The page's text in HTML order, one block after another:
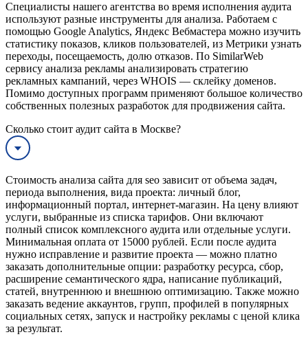
Специалисты нашего агентства во время исполнения аудита
используют разные инструменты для анализа. Работаем с
помощью Google Analytics, Яндекс Вебмастера можно изучить
статистику показов, кликов пользователей, из Метрики узнать
переходы, посещаемость, долю отказов. По SimilarWeb
сервису анализа рекламы анализировать стратегию
рекламных кампаний, через WHOIS — склейку доменов.
Помимо доступных программ применяют большое количество
собственных полезных разработок для продвижения сайта.
Сколько стоит аудит сайта в Москве?
Стоимость анализа сайта для seo зависит от объема задач,
периода выполнения, вида проекта: личный блог,
информационный портал, интернет-магазин. На цену влияют
услуги, выбранные из списка тарифов. Они включают
полный список комплексного аудита или отдельные услуги.
Минимальная оплата от 15000 рублей. Если после аудита
нужно исправление и развитие проекта — можно платно
заказать дополнительные опции: разработку ресурса, сбор,
расширение семантического ядра, написание публикаций,
статей, внутреннюю и внешнюю оптимизацию. Также можно
заказать ведение аккаунтов, групп, профилей в популярных
социальных сетях, запуск и настройку рекламы с ценой клика
за результат.